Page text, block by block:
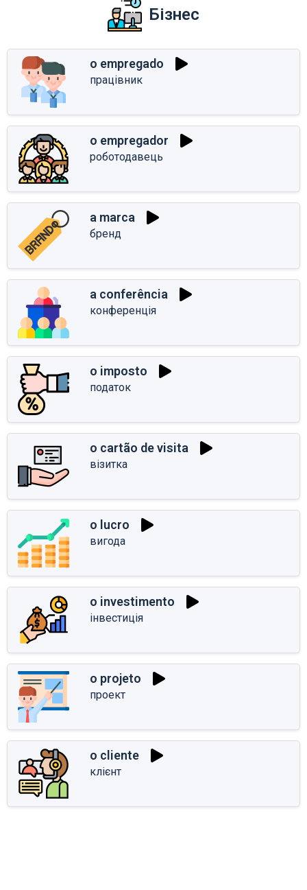
Бізнес
o empregado
працівник
o empregador
роботодавець
a marca
бренд
a conferência
конференція
o imposto
податок
o cartão de visita
візитка
o lucro
вигода
o investimento
інвестиція
o projeto
проект
o cliente
клієнт